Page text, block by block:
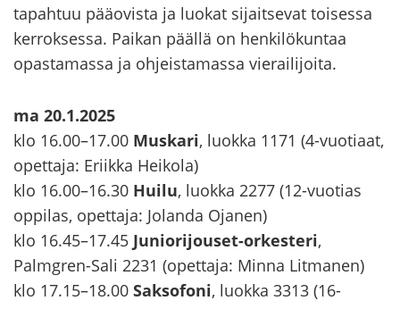
ta­pah­tuu pää­ovis­ta ja luo­kat si­jait­se­vat toi­ses­sa
ker­rok­ses­sa. Pai­kan pääl­lä on hen­ki­lö­kun­taa
opas­ta­mas­sa ja oh­jeis­ta­mas­sa vie­rai­li­joi­ta.
ma 20.1.2025
klo 16.00–17.00 Mus­ka­ri, luok­ka 1171 (4-​vuotiaat,
opet­ta­ja: Eriik­ka Hei­ko­la)
klo 16.00–16.30 Huilu, luok­ka 2277 (12-​vuotias
op­pi­las, opet­ta­ja: Jo­lan­da Oja­nen)
klo 16.45–17.45 Juniorijouset-​orkesteri,
Palmgren-​Sali 2231 (opet­ta­ja: Minna Lit­ma­nen)
klo 17.15–18.00 Sak­so­fo­ni, luok­ka 3313 (16-​